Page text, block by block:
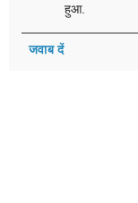
हुआ.
जवाब दें